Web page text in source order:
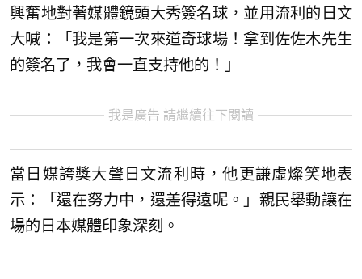
興奮地對著媒體鏡頭大秀簽名球，並用流利的日文
大喊：「我是第一次來道奇球場！拿到佐佐木先生
的簽名了，我會一直支持他的！」
我是廣告 請繼續往下閱讀
當日媒誇獎大聲日文流利時，他更謙虛燦笑地表
示：「還在努力中，還差得遠呢。」親民舉動讓在
場的日本媒體印象深刻。